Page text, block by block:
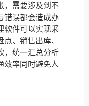
，需要涉及到不
错误都会造成办
软件可以实现采
、销售出库、
，统一汇总分析
效率同时避免人